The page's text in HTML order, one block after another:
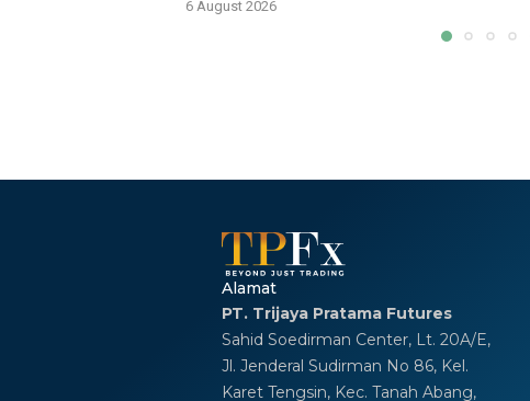
6 August 2026
Alamat
PT. Trijaya Pratama Futures
Sahid Soedirman Center, Lt. 20A/E,
Jl. Jenderal Sudirman No 86, Kel.
Karet Tengsin, Kec. Tanah Abang,